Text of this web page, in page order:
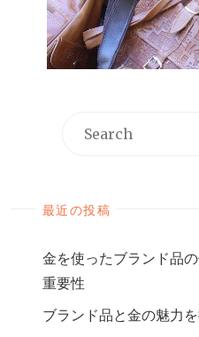
最近の投稿
金を使ったブランド品
重要性
ブランド品と金の魅力